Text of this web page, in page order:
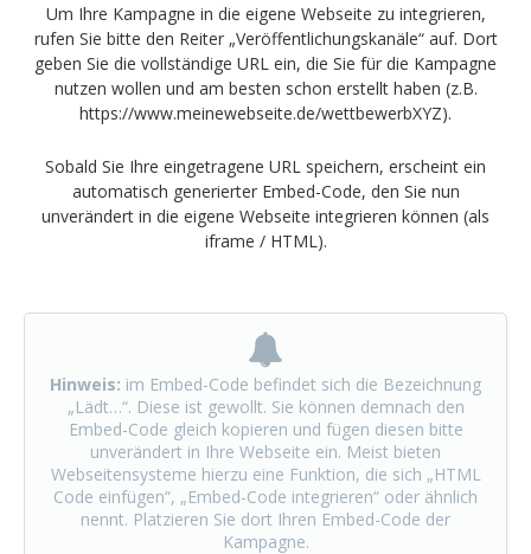
Um Ihre Kampagne in die eigene Webseite zu integrieren,
rufen Sie bitte den Reiter „Veröffentlichungskanäle“ auf. Dort
geben Sie die vollständige URL ein, die Sie für die Kampagne
nutzen wollen und am besten schon erstellt haben (z.B.
https://www.meinewebseite.de/wettbewerbXYZ).
Sobald Sie Ihre eingetragene URL speichern, erscheint ein
automatisch generierter Embed-Code, den Sie nun
unverändert in die eigene Webseite integrieren können (als
iframe / HTML).
Hinweis: im Embed-Code befindet sich die Bezeichnung
„Lädt…“. Diese ist gewollt. Sie können demnach den
Embed-Code gleich kopieren und fügen diesen bitte
unverändert in Ihre Webseite ein. Meist bieten
Webseitensysteme hierzu eine Funktion, die sich „HTML
Code einfügen“, „Embed-Code integrieren“ oder ähnlich
nennt. Platzieren Sie dort Ihren Embed-Code der
Kampagne.